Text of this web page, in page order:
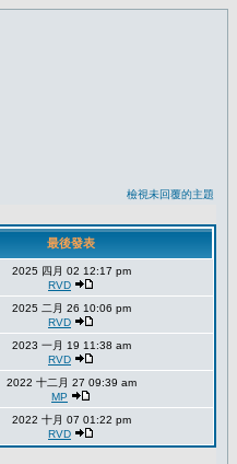
檢視未回覆的主題